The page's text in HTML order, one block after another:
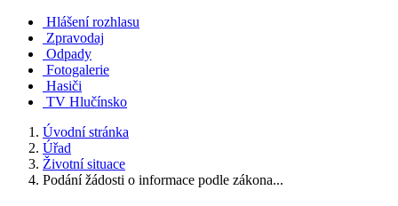
Hlášení rozhlasu
Zpravodaj
Odpady
Fotogalerie
Hasiči
TV Hlučínsko
Úvodní stránka
Úřad
Životní situace
Podání žádosti o informace podle zákona...